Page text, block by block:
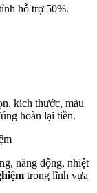
hỗ trợ 50%.
kích thước, màu
hoàn lại tiền.
năng động, nhiệt
trong lĩnh vựa